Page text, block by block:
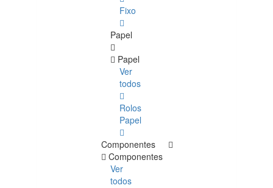
Fixo
Papel
Papel
Ver
todos
Rolos
Papel
Componentes
Componentes
Ver
todos